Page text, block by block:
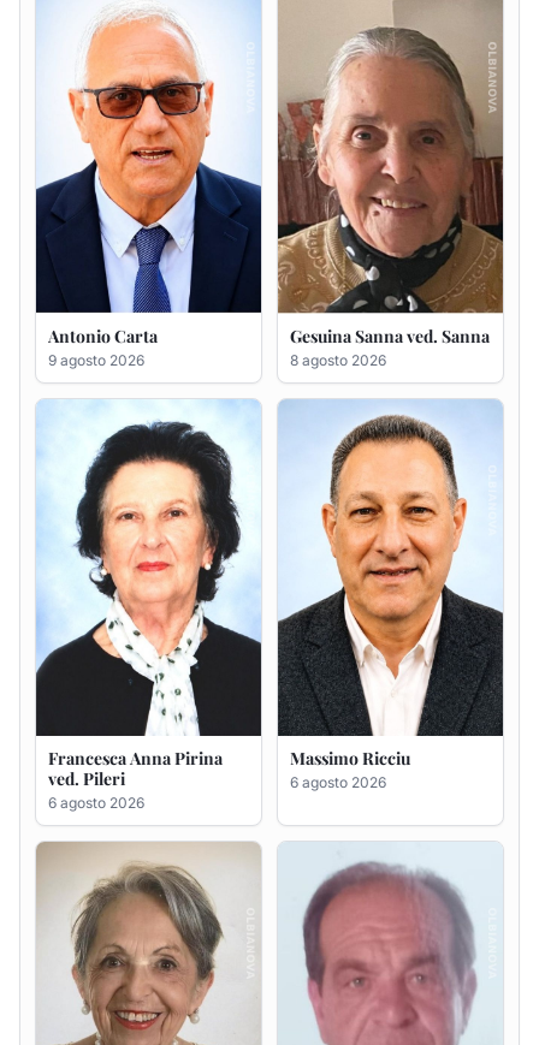
Francesca Anna Pirina
ved. Pileri
6 agosto 2026
Massimo Ricciu
6 agosto 2026
Maria Teresa Floris ved.
6 agosto 2026
Renzo Murrai
5 agosto 2026